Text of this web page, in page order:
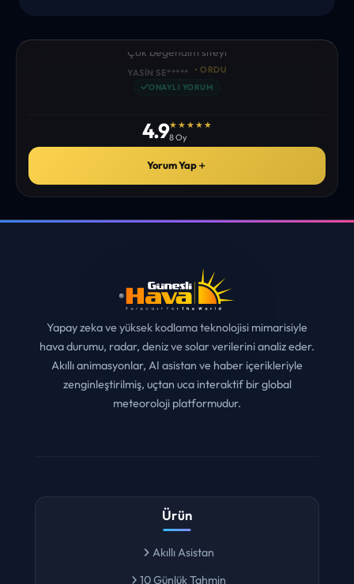
“sanırım yeni bir hava durumu sitesisiniz. ilk defa bu denli bir
site gördüm. bundn sonra sizinleym. tebrikler. sitede
istediğim tüm bilgiyi bulabiliyorum. ekibinizin emeğine saglık”
• ERZURUM
4.9★★★★★
Yapay zeka ve yüksek kodlama teknolojisi mimarisiyle
hava durumu, radar, deniz ve solar verilerini analiz eder.
Akıllı animasyonlar, AI asistan ve haber içerikleriyle
zenginleştirilmiş, uçtan uca interaktif bir global
Ürün